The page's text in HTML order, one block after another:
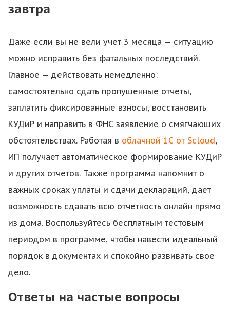
завтра
Даже если вы не вели учет 3 месяца — ситуацию
можно исправить без фатальных последствий.
Главное — действовать немедленно:
самостоятельно сдать пропущенные отчеты,
заплатить фиксированные взносы, восстановить
КУДиР и направить в ФНС заявление о смягчающих
обстоятельствах. Работая в облачной 1С от Scloud,
ИП получает автоматическое формирование КУДиР
и других отчетов. Также программа напомнит о
важных сроках уплаты и сдачи деклараций, дает
возможность сдавать всю отчетность онлайн прямо
из дома. Воспользуйтесь бесплатным тестовым
периодом в программе, чтобы навести идеальный
порядок в документах и спокойно развивать свое
дело.
Ответы на частые вопросы
началом работы в нашем